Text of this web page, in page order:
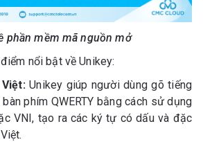
phần mềm mã nguồn mở
nổi bật về Unikey:
Việt:Unikey giúp người dùng gõ tiếng
phím QWERTY bằng cách sử dụng
VNI, tạo ra các ký tự có dấu và đặc